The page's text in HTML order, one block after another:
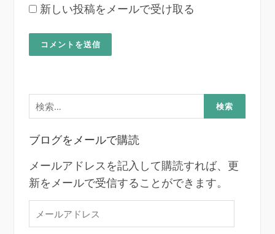
新しい投稿をメールで受け取る
検
索:
ブログをメールで購読
メールアドレスを記入して購読すれば、更
新をメールで受信することができます。
ー